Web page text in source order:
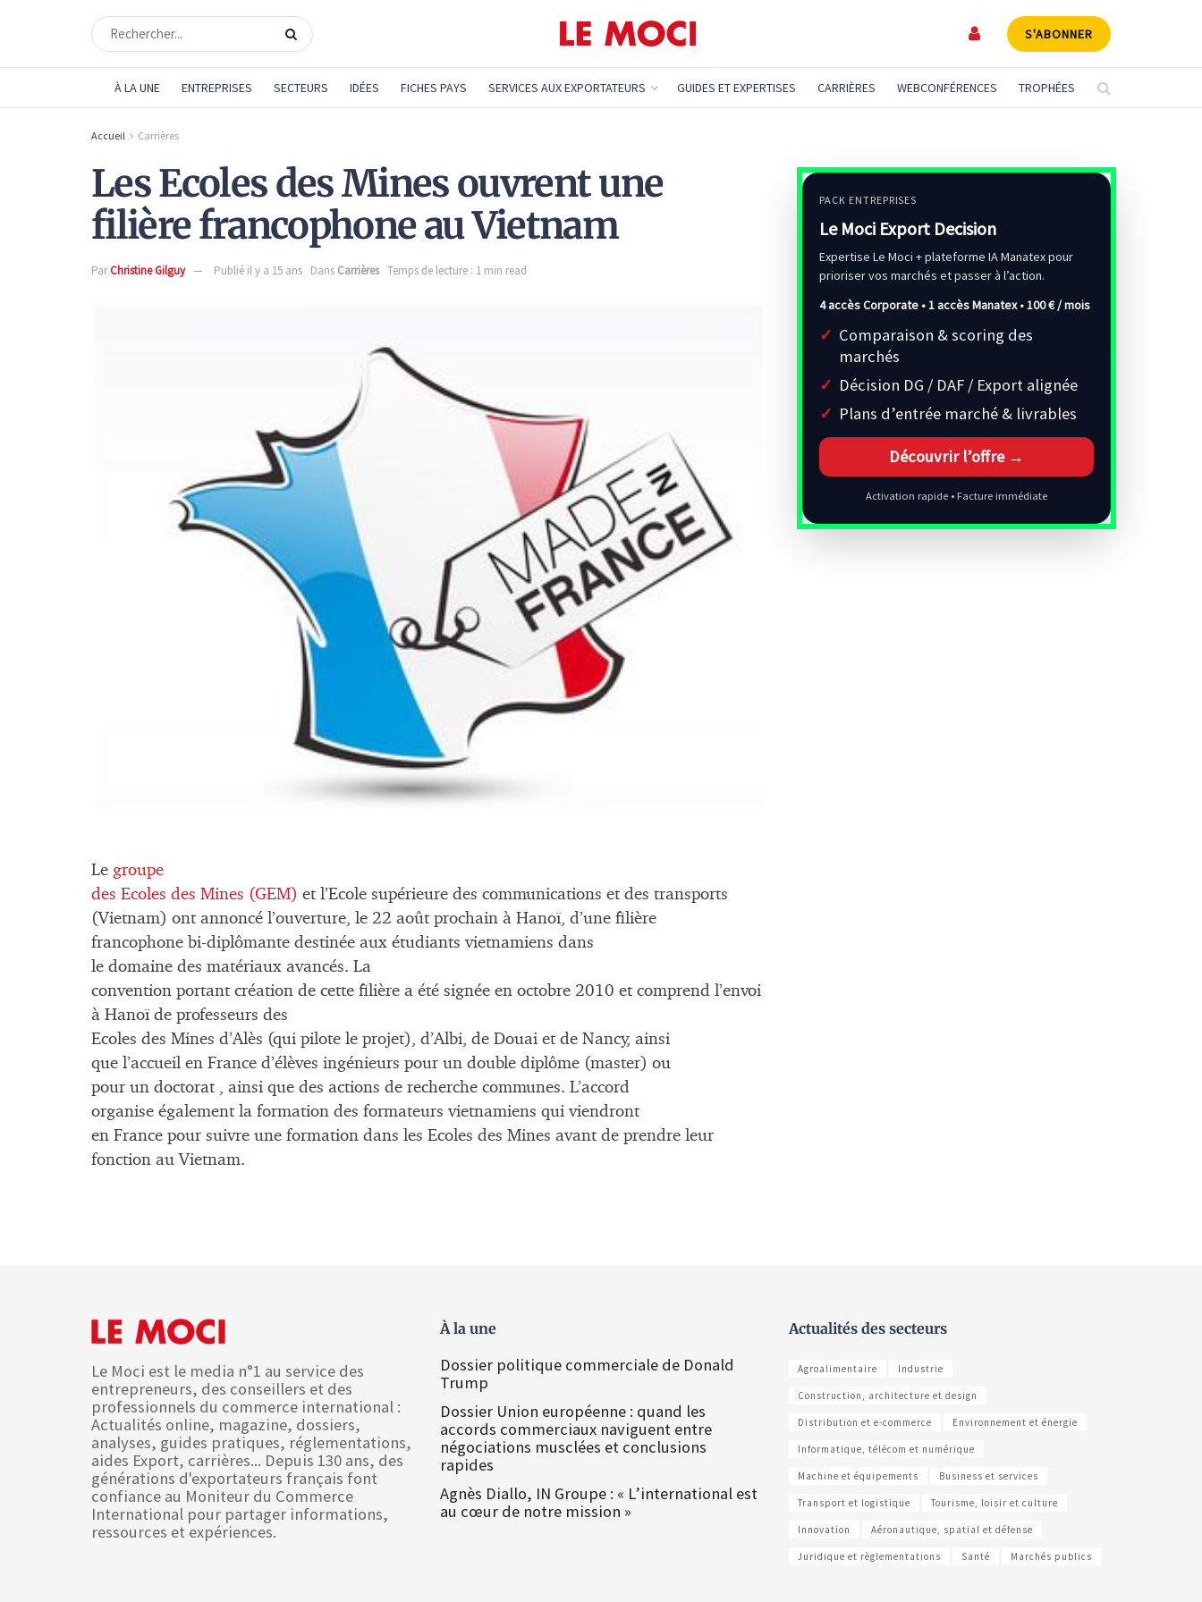
S'ABONNER
À LA UNE ENTREPRISES SECTEURS IDÉES FICHES PAYS SERVICES AUX EXPORTATEURS GUIDES ET EXPERTISES CARRIÈRES WEBCONFÉRENCES TROPHÉES
Accueil Carrières
Les Ecoles des Mines ouvrent une
filière francophone au Vietnam
ParChristine Gilguy Publié il y a 15 ans Dans Carrières Temps de lecture : 1 min read
Le groupe
des Ecoles des Mines (GEM) et l’Ecole supérieure des communications et des transports
(Vietnam) ont annoncé l’ouverture, le 22 août prochain à Hanoï, d’une filière
francophone bi-diplômante destinée aux étudiants vietnamiens dans
le domaine des matériaux avancés. La
convention portant création de cette filière a été signée en octobre 2010 et comprend l’envoi
à Hanoï de professeurs des
Ecoles des Mines d’Alès (qui pilote le projet), d’Albi, de Douai et de Nancy, ainsi
que l’accueil en France d’élèves ingénieurs pour un double diplôme (master) ou
pour un doctorat , ainsi que des actions de recherche communes. L’accord
organise également la formation des formateurs vietnamiens qui viendront
en France pour suivre une formation dans les Ecoles des Mines avant de prendre leur
fonction au Vietnam.
PACK ENTREPRISES
Le Moci Export Decision
Expertise Le Moci + plateforme IA Manatex pour
prioriser vos marchés et passer à l’action.
4 accès Corporate • 1 accès Manatex •100 € / mois
Comparaison & scoring des
marchés
Décision DG / DAF / Export alignée
Plans d’entrée marché & livrables
Découvrir l’offre →
Activation rapide • Facture immédiate
Le Moci est le media n°1 au service des
entrepreneurs, des conseillers et des
professionnels du commerce international :
Actualités online, magazine, dossiers,
analyses, guides pratiques, réglementations,
aides Export, carrières... Depuis 130 ans, des
générations d'exportateurs français font
confiance au Moniteur du Commerce
International pour partager informations,
ressources et expériences.
À la une
Dossier politique commerciale de Donald
Trump
Dossier Union européenne : quand les
accords commerciaux naviguent entre
négociations musclées et conclusions
rapides
Agnès Diallo, IN Groupe : « L’international est
au cœur de notre mission »
Actualités des secteurs
Agroalimentaire Industrie
Construction, architecture et design
Distribution et e-commerce Environnement et énergie
Informatique, télécom et numérique
Machine et équipements Business et services
Transport et logistique Tourisme, loisir et culture
Innovation Aéronautique, spatial et défense
Juridique et règlementations Santé Marchés publics